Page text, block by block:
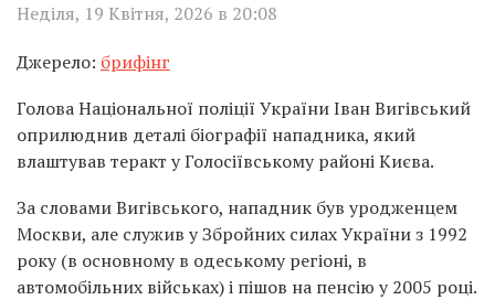
Неділя, 19 Квітня, 2026 в 20:08
Джерело: брифінг
Голова Національної поліції України Іван Вигівський
оприлюднив деталі біографії нападника, який
влаштував теракт у Голосіївському районі Києва.
За словами Вигівського, нападник був уродженцем
Москви, але служив у Збройних силах України з 1992
року (в основному в одеському регіоні, в
автомобільних військах) і пішов на пенсію у 2005 році.